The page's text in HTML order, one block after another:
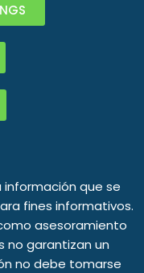
información que se
fines informativos.
asesoramiento
no garantizan un
no debe tomarse